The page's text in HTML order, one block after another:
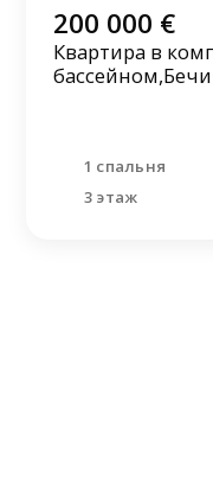
200 000 €
Квартира в
1 спальня
3 этаж